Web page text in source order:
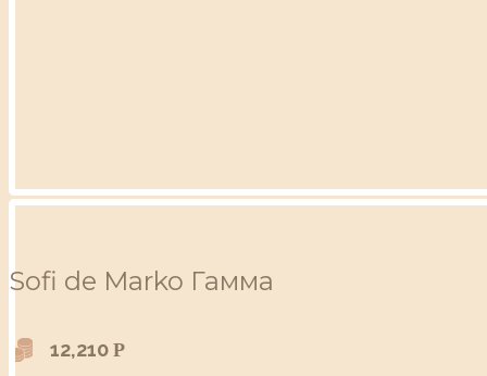
Sofi de Marko Гамма
12,210 Р